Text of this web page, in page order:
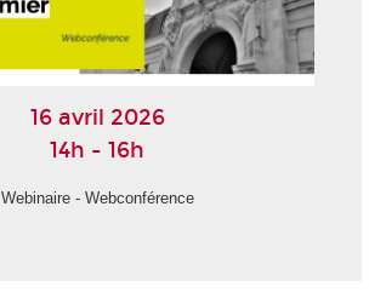
16 avril 2026
14h - 16h
Webinaire - Webconférence